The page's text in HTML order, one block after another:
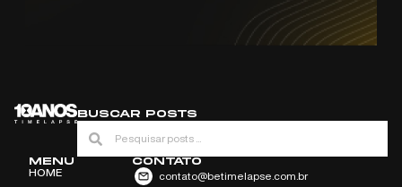
BUSCAR POSTS
MENU
HOME
CONTATO
contato@betimelapse.com.br